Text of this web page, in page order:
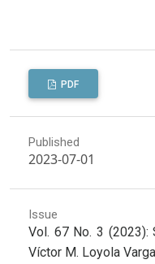
PDF
Published
2023-07-01
Issue
Vol. 67 No. 3 (2023):
Víctor M. Loyola